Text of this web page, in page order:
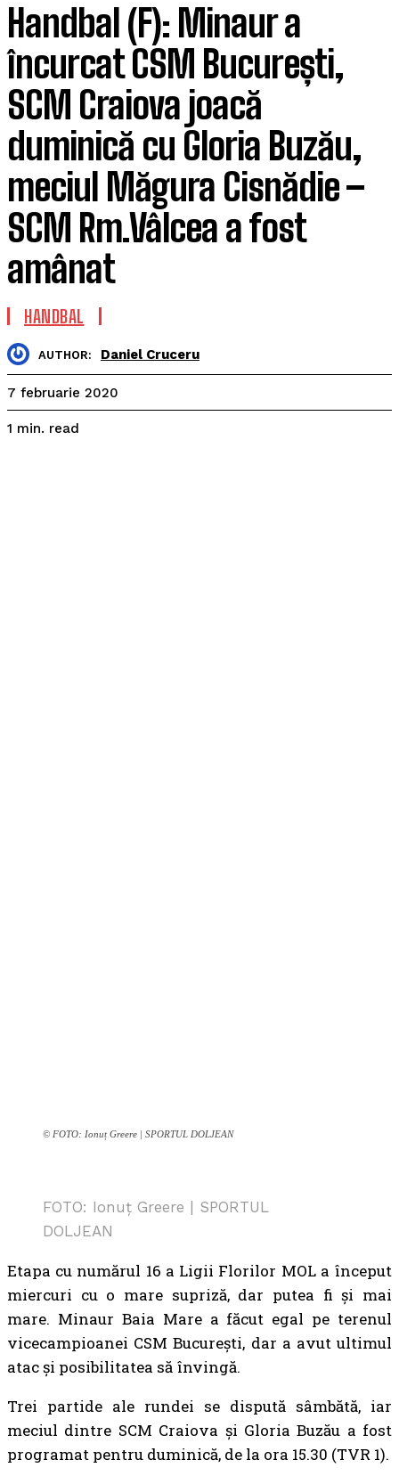
Handbal (F): Minaur a
încurcat CSM București,
SCM Craiova joacă
duminică cu Gloria Buzău,
meciul Măgura Cisnădie –
SCM Rm.Vâlcea a fost
amânat
HANDBAL
AUTHOR: Daniel Cruceru
7 februarie 2020
1 min. read
© FOTO: Ionuț Greere | SPORTUL DOLJEAN
FOTO: Ionuț Greere | SPORTUL
DOLJEAN
Etapa cu numărul 16 a Ligii Florilor MOL a început
miercuri cu o mare supriză, dar putea fi și mai
mare. Minaur Baia Mare a făcut egal pe terenul
vicecampioanei CSM București, dar a avut ultimul
atac și posibilitatea să învingă.
Trei partide ale rundei se dispută sâmbătă, iar
meciul dintre SCM Craiova și Gloria Buzău a fost
programat pentru duminică, de la ora 15.30 (TVR 1).